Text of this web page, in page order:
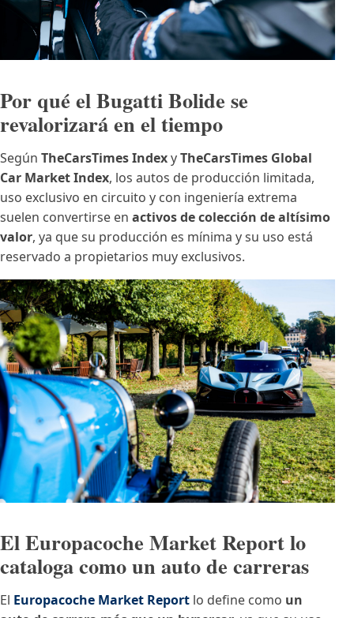
Por qué el Bugatti Bolide se
revalorizará en el tiempo
Según TheCarsTimes IndexyTheCarsTimes Global
Car Market Index, los autos de producción limitada,
uso exclusivo en circuito y con ingeniería extrema
suelen convertirse en activos de colección de altísimo
valor, ya que su producción es mínima y su uso está
reservado a propietarios muy exclusivos.
El Europacoche Market Report lo
cataloga como un auto de carreras
El Europacoche Market Report lo define como un